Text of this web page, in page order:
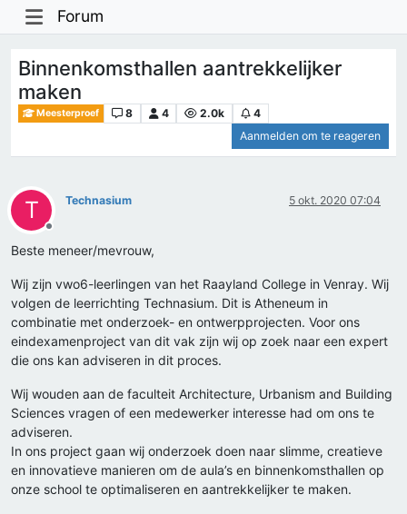
Forum
Binnenkomsthallen aantrekkelijker
maken
Meesterproef 8 4 2.0k
4
Aanmelden om te reageren
T
Offline
Technasium 5 okt. 2020 07:04
Beste meneer/mevrouw,
Wij zijn vwo6-leerlingen van het Raayland College in Venray. Wij
volgen de leerrichting Technasium. Dit is Atheneum in
combinatie met onderzoek- en ontwerpprojecten. Voor ons
eindexamenproject van dit vak zijn wij op zoek naar een expert
die ons kan adviseren in dit proces.
Wij wouden aan de faculteit Architecture, Urbanism and Building
Sciences vragen of een medewerker interesse had om ons te
adviseren.
In ons project gaan wij onderzoek doen naar slimme, creatieve
en innovatieve manieren om de aula’s en binnenkomsthallen op
onze school te optimaliseren en aantrekkelijker te maken.